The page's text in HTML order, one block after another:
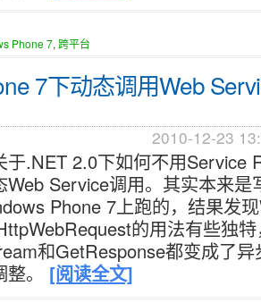
Phone 7, 跨平台
7下动态调用Web
2010-12-23
于.NET 2.0下如何不用Service
Web Service调用。其实本来是
Phone 7上跑的，结果发
的用法有些独
和GetResponse都变成了
。 [阅读全文]